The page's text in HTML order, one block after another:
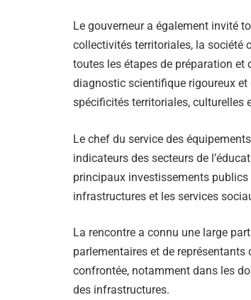
Le gouverneur a également invité
collectivités territoriales, la société
toutes les étapes de préparation et
diagnostic scientifique rigoureux
spécificités territoriales, culturelles
Le chef du service des
indicateurs des secteurs de
principaux investissements publics
infrastructures et les services
La rencontre a connu une large
parlementaires et de
confrontée, notamment dans les
des infrastructures.